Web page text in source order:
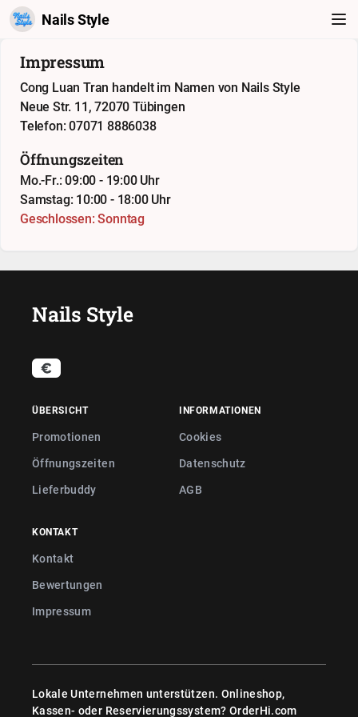
Nails Style
Impressum
Cong Luan Tran handelt im Namen von Nails Style
Neue Str. 11, 72070 Tübingen
Telefon: 07071 8886038
Öffnungszeiten
Mo.-Fr.: 09:00 - 19:00 Uhr
Samstag: 10:00 - 18:00 Uhr
Geschlossen: Sonntag
Nails Style
ÜBERSICHT
Promotionen
Öffnungszeiten
Lieferbuddy
INFORMATIONEN
Cookies
Datenschutz
AGB
KONTAKT
Kontakt
Bewertungen
Impressum
Lokale Unternehmen unterstützen. Onlineshop,
Kassen- oder Reservierungssystem? OrderHi.com